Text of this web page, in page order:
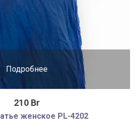
Подробнее
210 Br
женское PL-4202